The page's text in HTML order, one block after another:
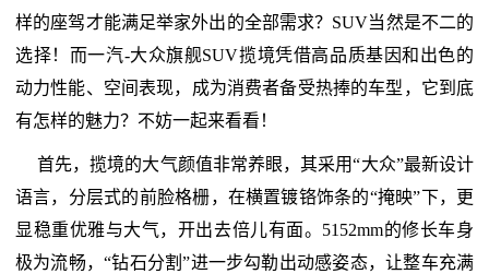
样的座驾才能满足举家外出的全部需求？SUV当然是不二的
选择！而一汽-大众旗舰SUV揽境凭借高品质基因和出色的
动力性能、空间表现，成为消费者备受热捧的车型，它到底
有怎样的魅力？不妨一起来看看！
首先，揽境的大气颜值非常养眼，其采用“大众”最新设计
语言，分层式的前脸格栅，在横置镀铬饰条的“掩映”下，更
显稳重优雅与大气，开出去倍儿有面。5152mm的修长车身
极为流畅，“钻石分割”进一步勾勒出动感姿态，让整车充满